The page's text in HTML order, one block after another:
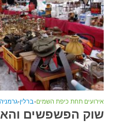
אירועים תחת כיפת השמים•ברלין•גרמניה
שוק הפשפשים